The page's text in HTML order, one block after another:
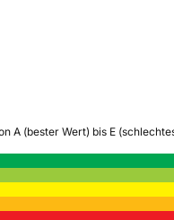
A (bester Wert) bis E